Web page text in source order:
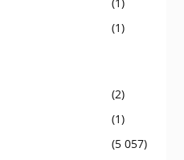
(1)
(2)
(1)
(5 057)